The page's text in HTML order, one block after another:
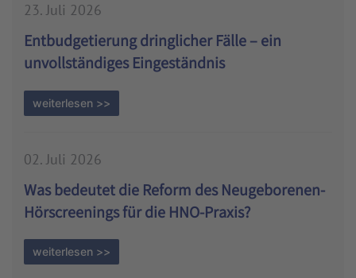
23. Juli 2026
Entbudgetierung dringlicher Fälle – ein
unvollständiges Eingeständnis
weiterlesen >>
02. Juli 2026
Was bedeutet die Reform des Neugeborenen-
Hörscreenings für die HNO-Praxis?
weiterlesen >>